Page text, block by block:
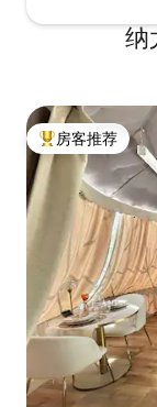
纳
热门「房客推荐」
房客推荐